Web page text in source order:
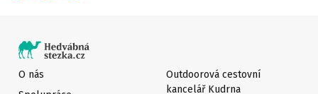
O nás
Outdoorová cestovní
kancelář Kudrna